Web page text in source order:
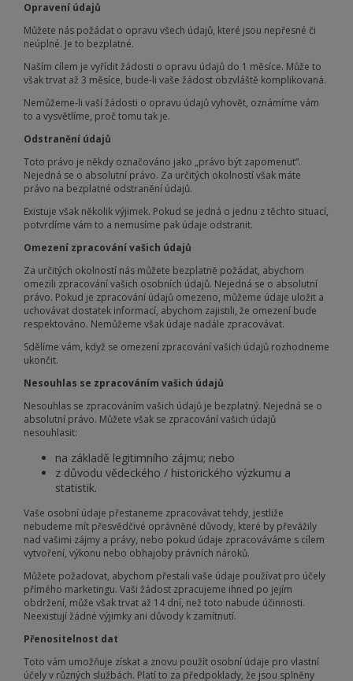
Opravení údajů
Můžete nás požádat o opravu všech údajů, které jsou nepřesné či
neúplné. Je to bezplatné.
Naším cílem je vyřídit žádosti o opravu údajů do 1 měsíce. Může to
však trvat až 3 měsíce, bude-li vaše žádost obzvláště komplikovaná.
Nemůžeme-li vaší žádosti o opravu údajů vyhovět, oznámíme vám
to a vysvětlíme, proč tomu tak je.
Odstranění údajů
Toto právo je někdy označováno jako „právo být zapomenut“.
Nejedná se o absolutní právo. Za určitých okolností však máte
právo na bezplatné odstranění údajů.
Existuje však několik výjimek. Pokud se jedná o jednu z těchto situací,
potvrdíme vám to a nemusíme pak údaje odstranit.
Omezení zpracování vašich údajů
Za určitých okolností nás můžete bezplatně požádat, abychom
omezili zpracování vašich osobních údajů. Nejedná se o absolutní
právo. Pokud je zpracování údajů omezeno, můžeme údaje uložit a
uchovávat dostatek informací, abychom zajistili, že omezení bude
respektováno. Nemůžeme však údaje nadále zpracovávat.
Sdělíme vám, když se omezení zpracování vašich údajů rozhodneme
ukončit.
Nesouhlas se zpracováním vašich údajů
Nesouhlas se zpracováním vašich údajů je bezplatný. Nejedná se o
absolutní právo. Můžete však se zpracování vašich údajů
nesouhlasit:
na základě legitimního zájmu; nebo
z důvodu vědeckého / historického výzkumu a
statistik.
Vaše osobní údaje přestaneme zpracovávat tehdy, jestliže
nebudeme mít přesvědčivé oprávněné důvody, které by převážily
nad vašimi zájmy a právy, nebo pokud údaje zpracováváme s cílem
vytvoření, výkonu nebo obhajoby právních nároků.
Můžete požadovat, abychom přestali vaše údaje používat pro účely
přímého marketingu. Vaši žádost zpracujeme ihned po jejím
obdržení, může však trvat až 14 dní, než toto nabude účinnosti.
Neexistují žádné výjimky ani důvody k zamítnutí.
Přenositelnost dat
Toto vám umožňuje získat a znovu použít osobní údaje pro vlastní
účely v různých službách. Platí to za předpoklady, že jsou splněny